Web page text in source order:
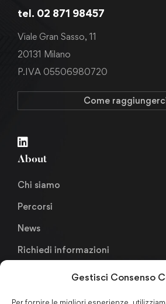
Gestisci Consenso
tel. 02 871 98457
Viale Gran Sasso, 11
20131 Milano
P.IVA 05506980720
Come
About
Chi siamo
Percorsi
News
Richiedi informazioni